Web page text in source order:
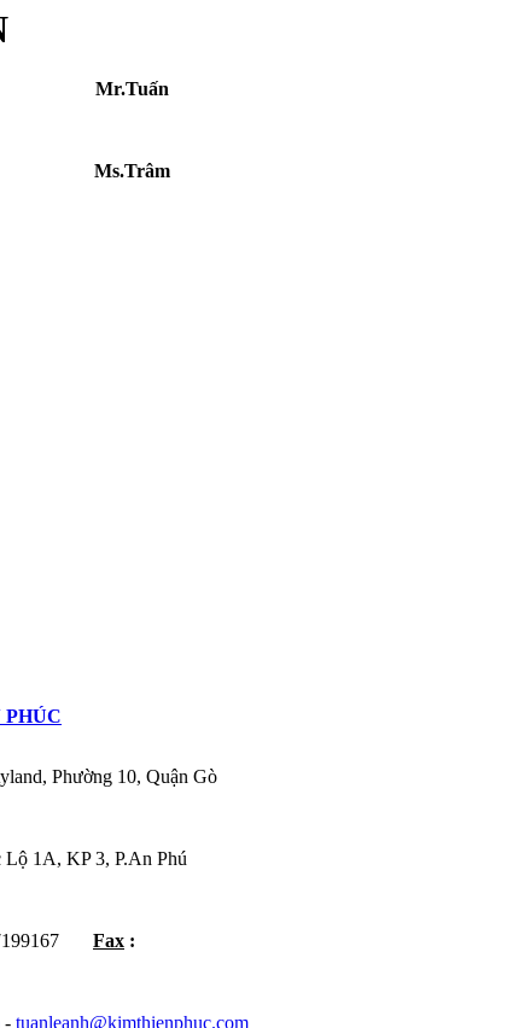
Mr.Tuấn
Ms.Trâm
Phường 10, Quận Gò
Lộ 1A, KP 3, P.An Phú
7199167 Fax :
- tuanleanh@kimthienphuc.com